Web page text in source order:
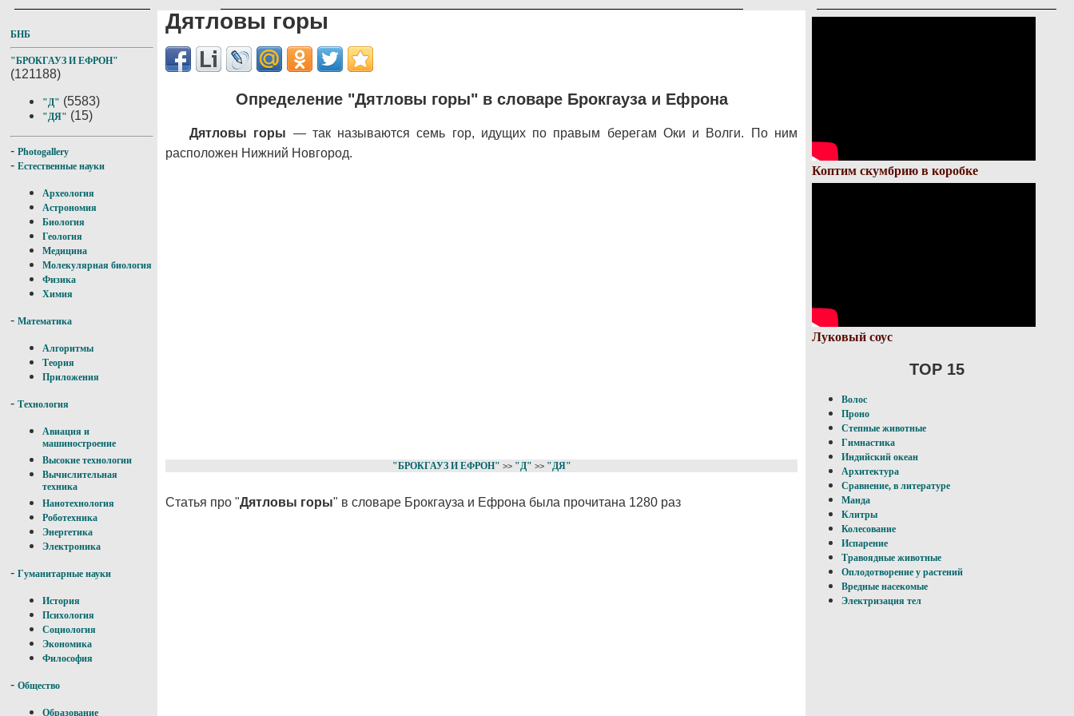
БНБ
"БРОКГАУЗ И ЕФРОН"
(121188)
"Д" (5583)
"ДЯ" (15)
- Photogallery
- Естественные науки
Археология
Астрономия
Биология
Геология
Медицина
Молекулярная биология
Физика
Химия
- Математика
Алгоритмы
Теория
Приложения
- Технология
Авиация и
машиностроение
Высокие технологии
Вычислительная
техника
Нанотехнология
Роботехника
Энергетика
Электроника
- Гуманитарные науки
История
Психология
Социология
Экономика
Философия
- Общество
Образование
Дятловы горы
Определение "Дятловы горы" в словаре Брокгауза и Ефрона
Дятловы горы — так называются семь гор, идущих по правым берегам Оки и Волги. По ним
расположен Нижний Новгород.
"БРОКГАУЗ И ЕФРОН" >> "Д" >> "ДЯ"
Статья про "Дятловы горы" в словаре Брокгауза и Ефрона была прочитана 1280 раз
Коптим скумбрию в коробке
Луковый соус
TOP 15
Волос
Проно
Степные животные
Гимнастика
Индийский океан
Архитектура
Сравнение, в литературе
Манда
Клитры
Колесование
Испарение
Травоядные животные
Оплодотворение у pacтений
Вредные насекомые
Электризация тел